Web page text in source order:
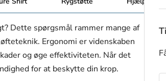
Dette spørgsmål rammer mange af
Ergonomi er videnskaben
og øge effektiviteten. Når det
for at beskytte din krop.